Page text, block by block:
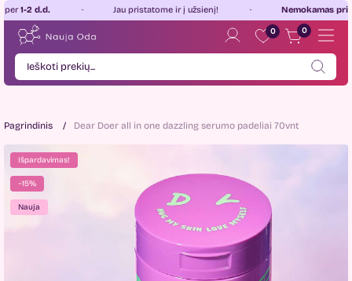
2 d.d. Jau pristatome ir į užsienį! Nemokamas
0 0
Pagrindinis Dear Doer all in one dazzling serumo padeliai 70vnt
Išpardavimas!
−15%
Nauja